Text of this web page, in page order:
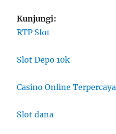
Kunjungi:
RTP Slot
Slot Depo 10k
Casino Online Terpercaya
Slot dana